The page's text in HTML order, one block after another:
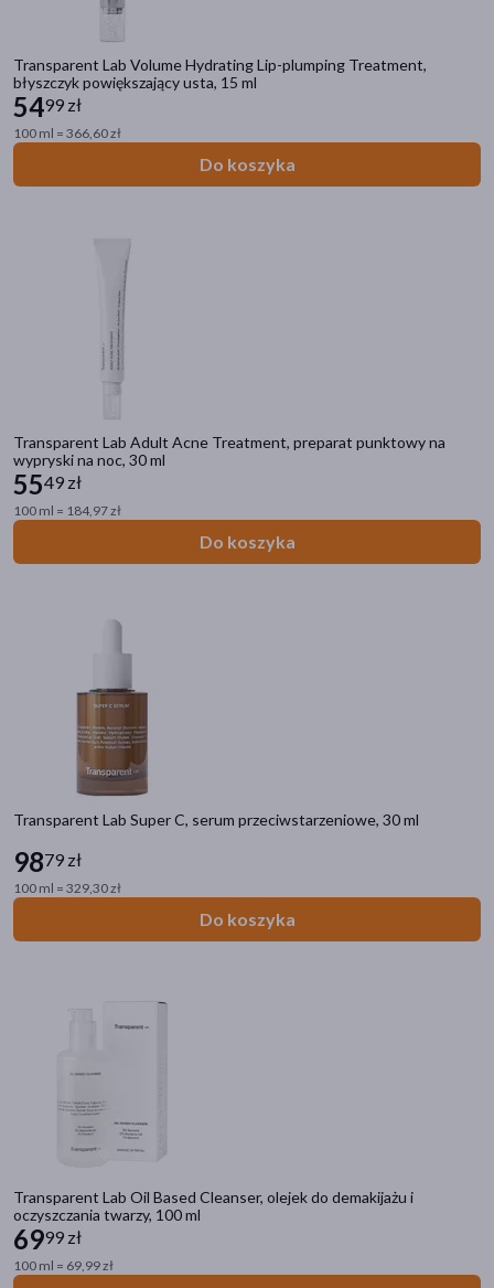
Transparent Lab Volume Hydrating Lip-plumping Treatment,
błyszczyk powiększający usta, 15 ml
5499 zł
100 ml = 366,60 zł
Do koszyka
Transparent Lab Adult Acne Treatment, preparat punktowy na
wypryski na noc, 30 ml
5549 zł
100 ml = 184,97 zł
Do koszyka
Transparent Lab Super C, serum przeciwstarzeniowe, 30 ml
9879 zł
100 ml = 329,30 zł
Do koszyka
Transparent Lab Oil Based Cleanser, olejek do demakijażu i
oczyszczania twarzy, 100 ml
6999 zł
100 ml = 69,99 zł
oczy(2)
pokaż więcej
Specyfika
Do opalania
Transparentne
Demakijaż
pokaż więcej
na noc(36)
na dzień
Rodzaj skóry
normalna
wrażliwa(34)
tłusta(33)
mieszana(32)
pokaż więcej
Filtry przeciwsłoneczne
SPF 50